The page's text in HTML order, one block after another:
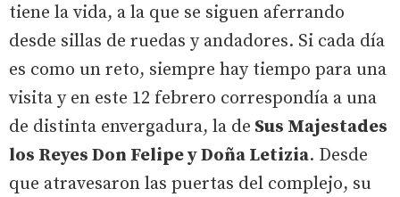
tiene la vida, a la que se siguen aferrando
desde sillas de ruedas y andadores. Si cada día
es como un reto, siempre hay tiempo para una
visita y en este 12 febrero correspondía a una
de distinta envergadura, la de Sus Majestades
los Reyes Don Felipe y Doña Letizia. Desde
que atravesaron las puertas del complejo, su